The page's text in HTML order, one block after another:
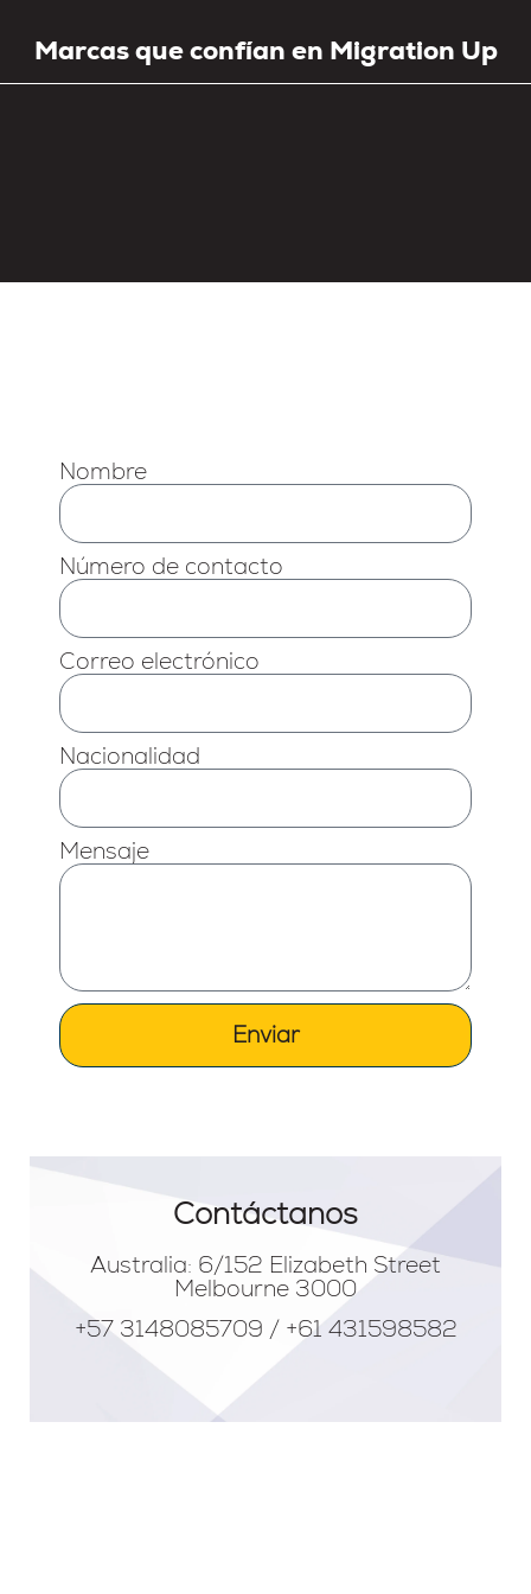
Marcas que confían en Migration Up
Contáctanos
Australia: 6/152 Elizabeth Street
Melbourne 3000
+57 3148085709 / +61 431598582
Nombre
Número de contacto
Correo electrónico
Nacionalidad
Mensaje
Enviar